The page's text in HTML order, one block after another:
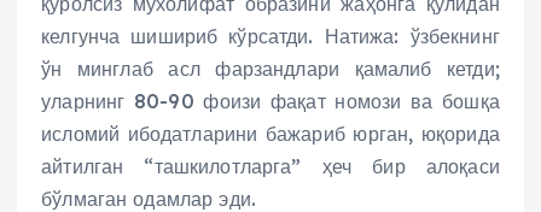
келгунча шишириб кўрсатди. Натижа: ўзбекнинг
ўн минглаб асл фарзандлари қамалиб кетди;
уларнинг 80-90 фоизи фақат номози ва бошқа
исломий ибодатларини бажариб юрган, юқорида
айтилган “ташкилотларга” ҳеч бир алоқаси
бўлмаган одамлар эди.